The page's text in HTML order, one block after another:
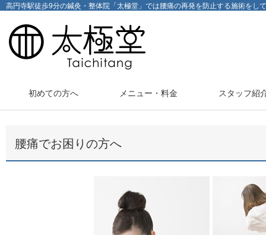
高円寺駅徒歩9分の鍼灸・整体院「太極堂」では腰痛の再発を防止する施術をし
初めての方へ メニュー・料金 スタッフ紹
腰痛でお困りの方へ